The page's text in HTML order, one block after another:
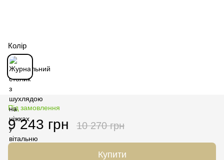
Колір
Під замовлення
9 243 грн 10 270 грн
Купити